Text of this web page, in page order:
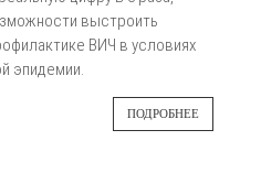
выстроить
ВИЧ в условиях
эпидемии.
ПОДРОБНЕЕ